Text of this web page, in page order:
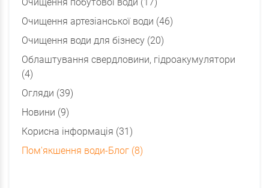
Очищення артезіанської води (46)
Очищення води для бізнесу (20)
Облаштування свердловини, гідроакумулятори
(4)
Огляди (39)
Новини (9)
Корисна інформація (31)
Пом'якшення води-Блог (8)